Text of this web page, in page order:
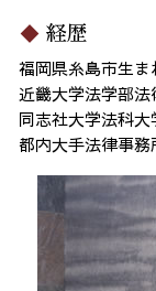
経歴
福岡県糸島市生ま
近畿大学法学部
同志社大学法科大
都内大手法律事